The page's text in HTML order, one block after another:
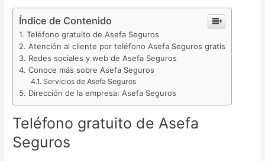
Índice de Contenido
Teléfono gratuito de Asefa Seguros
Atención al cliente por teléfono Asefa Seguros gratis
Redes sociales y web de Asefa Seguros
Conoce más sobre Asefa Seguros
Servicios de Asefa Seguros
Dirección de la empresa: Asefa Seguros
Teléfono gratuito de Asefa
Seguros